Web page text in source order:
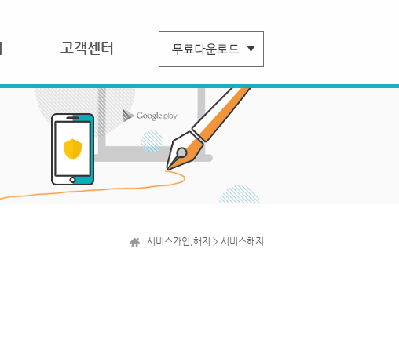
고객센터
서비스가입,해지 > 서비스해지